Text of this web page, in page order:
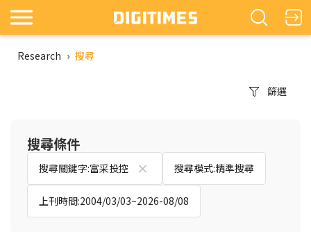
Research › 搜尋
篩選
搜尋條件
搜尋關鍵字:富采投控 搜尋模式:精準搜尋
上刊時間:2004/03/03~2026-08/08